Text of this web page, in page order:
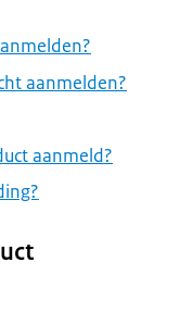
aanmelden?
aanmeld?